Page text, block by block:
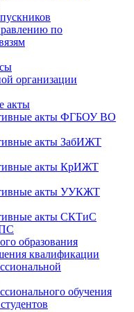
по
организации
акты
акты ФГБОУ ВО
акты ЗабИЖТ
акты КрИЖТ
акты УУКЖТ
акты СКТиС
образования
квалификации
обучения